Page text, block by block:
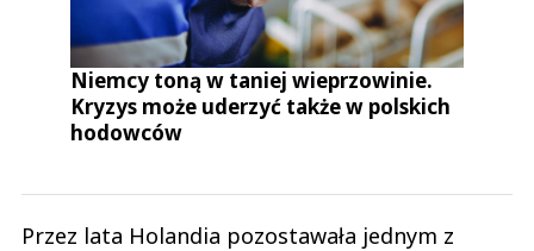
Niemcy toną w taniej wieprzowinie.
Kryzys może uderzyć także w polskich
hodowców
Przez lata Holandia pozostawała jednym z